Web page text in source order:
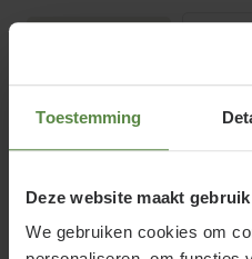
Toestemming
Deze website maakt
We gebruiken cookies om
Online
N.v.t.